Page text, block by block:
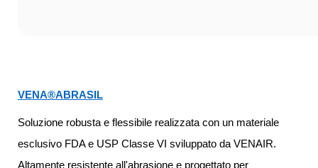
VENA®ABRASIL
Soluzione robusta e flessibile realizzata con un materiale
esclusivo FDA e USP Classe VI sviluppato da VENAIR.
Altamente resistente all'abrasione e progettato per